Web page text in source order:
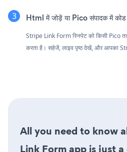
Html में जोड़ें या Pico संपादक में कोड
Stripe Link Form स्निपेट को किसी Pico
करता है। सहेजें, लाइव पृष्ठ देखें, और आपका
All you need to know
Link Form app is just